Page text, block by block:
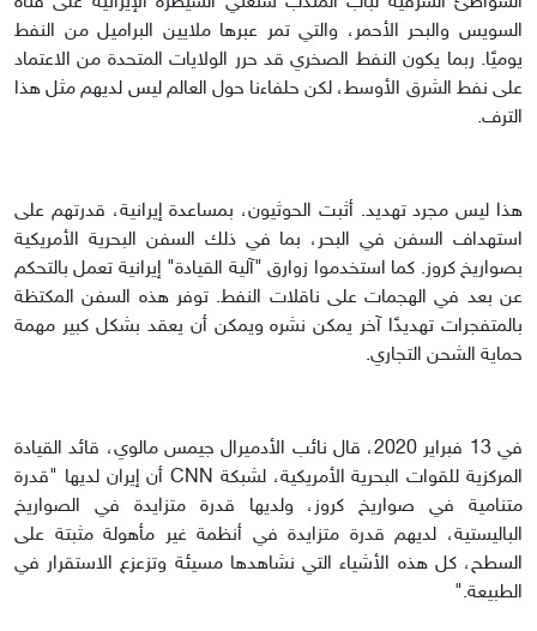
السويس والبحر الأحمر، والتي تمر عبرها ملايين البراميل من النفط
يوميًا. ربما يكون النفط الصخري قد حرر الولايات المتحدة من الاعتماد
على نفط الشرق الأوسط، لكن حلفاءنا حول العالم ليس لديهم مثل هذا
الترف.
هذا ليس مجرد تهديد. أثبت الحوثيون، بمساعدة إيرانية، قدرتهم على
استهداف السفن في البحر، بما في ذلك السفن البحرية الأمريكية
بصواريخ كروز. كما استخدموا زوارق "آلية القيادة" إيرانية تعمل بالتحكم
عن بعد في الهجمات على ناقلات النفط. توفر هذه السفن المكتظة
بالمتفجرات تهديدًا آخر يمكن نشره ويمكن أن يعقد بشكل كبير مهمة
حماية الشحن التجاري.
في 13 فبراير 2020، قال نائب الأدميرال جيمس مالوي، قائد القيادة
المركزية للقوات البحرية الأمريكية، لشبكة CNN أن إيران لديها "قدرة
متنامية في صواريخ كروز، ولديها قدرة متزايدة في الصواريخ
الباليستية، لديهم قدرة متزايدة في أنظمة غير مأهولة مثبتة على
السطح، كل هذه الأشياء التي نشاهدها مسيئة وتزعزع الاستقرار في
الطبيعة."